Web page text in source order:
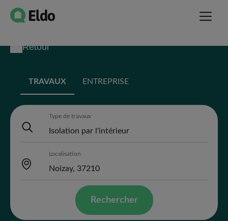
Retour
TRAVAUX ENTREPRISE
Type de travaux
Localisation
Rechercher